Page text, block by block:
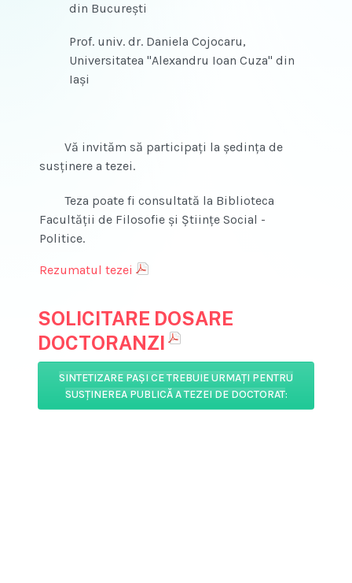
din Bucureşti
Prof. univ. dr. Daniela Cojocaru,
Universitatea "Alexandru Ioan Cuza" din
Iaşi
Vă invităm să participaţi la şedinţa de
susţinere a tezei.
Teza poate fi consultată la Biblioteca
Facultăţii de Filosofie şi Ştiinţe Social -
Politice.
Rezumatul tezei
SOLICITARE DOSARE
DOCTORANZI
SINTETIZARE PAŞI CE TREBUIE URMAŢI PENTRU
SUSŢINEREA PUBLICĂ A TEZEI DE DOCTORAT: